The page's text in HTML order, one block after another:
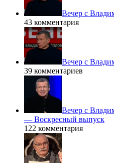
Вечер с
43 комментария
Вечер с
39 комментариев
Вечер с
— Воскресный выпуск
122 комментария